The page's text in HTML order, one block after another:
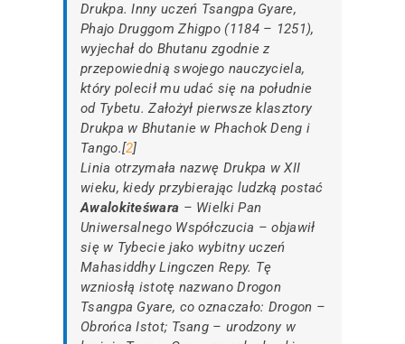
Drukpa. Inny uczeń Tsangpa Gyare,
Phajo Druggom Zhigpo (1184 – 1251),
wyjechał do Bhutanu zgodnie z
przepowiednią swojego nauczyciela,
który polecił mu udać się na południe
od Tybetu. Założył pierwsze klasztory
Drukpa w Bhutanie w Phachok Deng i
Tango.[2]
Linia otrzymała nazwę Drukpa w XII
wieku, kiedy przybierając ludzką postać
Awalokiteśwara – Wielki Pan
Uniwersalnego Współczucia – objawił
się w Tybecie jako wybitny uczeń
Mahasiddhy Lingczen Repy. Tę
wzniosłą istotę nazwano Drogon
Tsangpa Gyare, co oznaczało: Drogon –
Obrońca Istot; Tsang – urodzony w